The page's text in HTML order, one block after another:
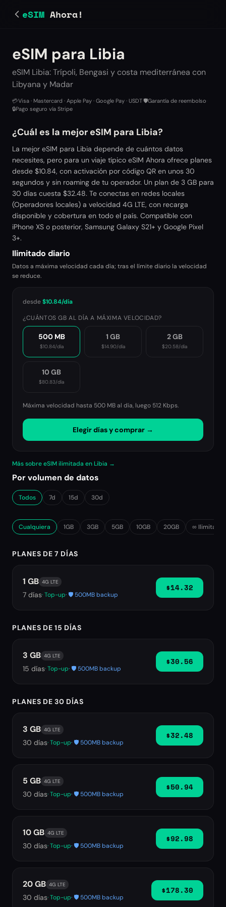
eSIM Ahora!
eSIM para Libia
eSIM Libia: Trípoli, Bengasi y costa mediterránea con
Libyana y Madar
💳Visa · Mastercard · Apple Pay · Google Pay · USDT🛡️Garantía de reembolso
🔒Pago seguro vía Stripe
¿Cuál es la mejor eSIM para Libia?
La mejor eSIM para Libia depende de cuántos datos
necesites, pero para un viaje típico eSIM Ahora ofrece planes
desde $10.84, con activación por código QR en unos 30
segundos y sin roaming de tu operador. Un plan de 3 GB para
30 días cuesta $32.48. Te conectas en redes locales
(Operadores locales) a velocidad 4G LTE, con recarga
disponible y cobertura en todo el país. Compatible con
iPhone XS o posterior, Samsung Galaxy S21+ y Google Pixel
3+.
Ilimitado diario
Datos a máxima velocidad cada día; tras el límite diario la velocidad
se reduce.
desde$10.84/día
¿CUÁNTOS GB AL DÍA A MÁXIMA VELOCIDAD?
500 MB
$10.84/día
1 GB
$14.90/día
2 GB
$20.58/día
10 GB
$80.83/día
Máxima velocidad hasta 500 MB al día, luego 512 Kbps.
Elegir días y comprar →
Más sobre eSIM ilimitada en Libia →
Por volumen de datos
Todos 7d 15d 30d
Cualquiera 1GB 3GB 5GB 10GB 20GB ∞ Ilimitado
PLANES DE 7 DÍAS
1 GB 4G LTE
7 días· Top-up· 🛡️ 500MB backup
$14.32
PLANES DE 15 DÍAS
3 GB 4G LTE
15 días· Top-up· 🛡️ 500MB backup
$30.56
PLANES DE 30 DÍAS
3 GB 4G LTE
30 días· Top-up· 🛡️ 500MB backup
$32.48
5 GB 4G LTE
30 días· Top-up· 🛡️ 500MB backup
$50.94
10 GB 4G LTE
30 días· Top-up· 🛡️ 500MB backup
$92.98
20 GB 4G LTE
30 días· Top-up· 🛡️ 500MB backup
$178.30